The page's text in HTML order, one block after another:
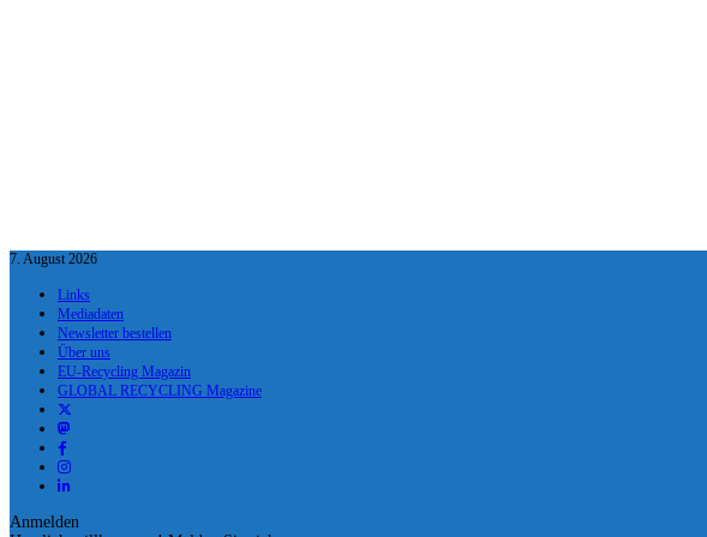
7. August 2026
Links
Mediadaten
Newsletter bestellen
Über uns
EU-Recycling Magazin
GLOBAL RECYCLING Magazine
Anmelden